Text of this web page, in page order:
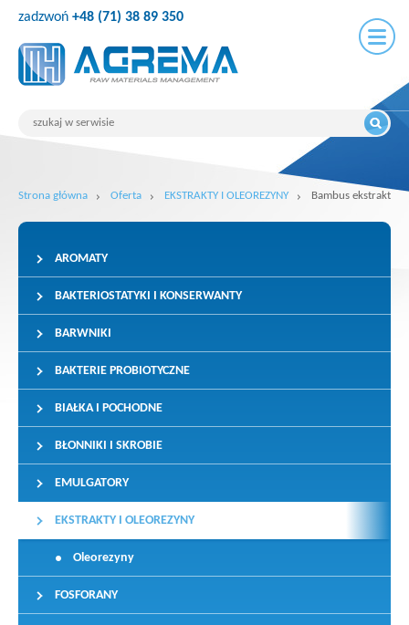
zadzwoń +48 (71) 38 89 350
Strona główna Oferta EKSTRAKTY I OLEOREZYNY Bambus ekstrakt
AROMATY
BAKTERIOSTATYKI I KONSERWANTY
BARWNIKI
BAKTERIE PROBIOTYCZNE
BIAŁKA I POCHODNE
BŁONNIKI I SKROBIE
EMULGATORY
EKSTRAKTY I OLEOREZYNY
Oleorezyny
FOSFORANY